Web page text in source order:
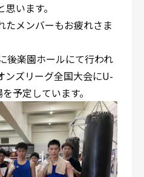
います。
たメンバーもお疲れさま
後楽園ホールにて行われ
ンズリーグ全国大会にU-
予定しています。